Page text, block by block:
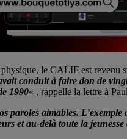
le CALIF est revenu
conduit à faire don de
1990« , rappelle la lettre à
paroles aimables.
et au-delà toute la jeunesse